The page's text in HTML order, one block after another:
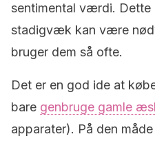
sentimental værdi. Dette
stadigvæk kan være
bruger dem så ofte.
Det er en god ide at
bare genbruge gamle
apparater). På den